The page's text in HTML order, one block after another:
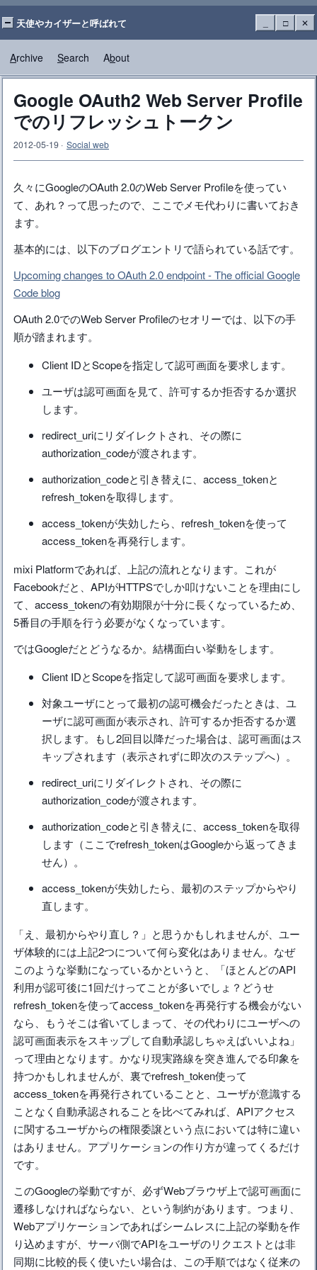
天使やカイザーと呼ばれて □ ✕
Archive Search About
Google OAuth2 Web Server Profile
でのリフレッシュトークン
2012-05-19 · Social web
久々にGoogleのOAuth 2.0のWeb Server Profileを使ってい
て、あれ？って思ったので、ここでメモ代わりに書いておき
ます。
基本的には、以下のブログエントリで語られている話です。
Upcoming changes to OAuth 2.0 endpoint - The official Google
Code blog
OAuth 2.0でのWeb Server Profileのセオリーでは、以下の手
順が踏まれます。
Client IDとScopeを指定して認可画面を要求します。
ユーザは認可画面を見て、許可するか拒否するか選択
します。
redirect_uriにリダイレクトされ、その際に
authorization_codeが渡されます。
authorization_codeと引き替えに、access_tokenと
refresh_tokenを取得します。
access_tokenが失効したら、refresh_tokenを使って
access_tokenを再発行します。
mixi Platformであれば、上記の流れとなります。これが
Facebookだと、APIがHTTPSでしか叩けないことを理由にし
て、access_tokenの有効期限が十分に長くなっているため、
5番目の手順を行う必要がなくなっています。
ではGoogleだとどうなるか。結構面白い挙動をします。
Client IDとScopeを指定して認可画面を要求します。
対象ユーザにとって最初の認可機会だったときは、ユ
ーザに認可画面が表示され、許可するか拒否するか選
択します。もし2回目以降だった場合は、認可画面はス
キップされます（表示されずに即次のステップへ）。
redirect_uriにリダイレクトされ、その際に
authorization_codeが渡されます。
authorization_codeと引き替えに、access_tokenを取得
します（ここでrefresh_tokenはGoogleから返ってきま
せん）。
access_tokenが失効したら、最初のステップからやり
直します。
「え、最初からやり直し？」と思うかもしれませんが、ユー
ザ体験的には上記2つについて何ら変化はありません。なぜ
このような挙動になっているかというと、「ほとんどのAPI
利用が認可後に1回だけってことが多いでしょ？どうせ
refresh_tokenを使ってaccess_tokenを再発行する機会がない
なら、もうそこは省いてしまって、その代わりにユーザへの
認可画面表示をスキップして自動承認しちゃえばいいよね」
って理由となります。かなり現実路線を突き進んでる印象を
持つかもしれませんが、裏でrefresh_token使って
access_tokenを再発行されていることと、ユーザが意識する
ことなく自動承認されることを比べてみれば、APIアクセス
に関するユーザからの権限委譲という点においては特に違い
はありません。アプリケーションの作り方が違ってくるだけ
です。
このGoogleの挙動ですが、必ずWebブラウザ上で認可画面に
遷移しなければならない、という制約があります。つまり、
Webアプリケーションであればシームレスに上記の挙動を作
り込めますが、サーバ側でAPIをユーザのリクエストとは非
同期に比較的長く使いたい場合は、この手順ではなく従来の